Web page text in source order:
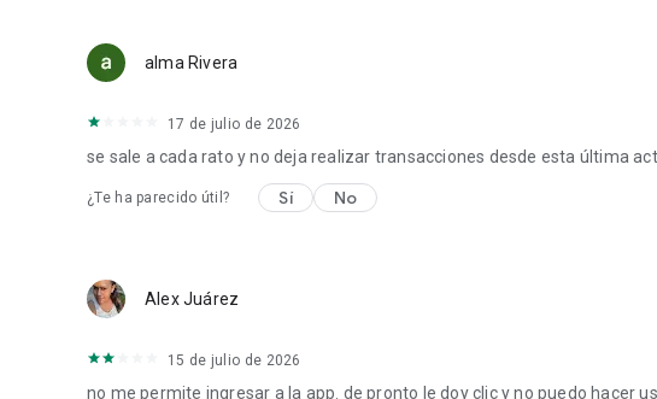
alma Rivera
17 de julio de 2026
se sale a cada rato y no deja realizar transacciones desde esta última
¿Te ha parecido útil? Sí No
Alex Juárez
15 de julio de 2026
no me permite ingresar a la app. de pronto le doy clic y no puedo hacer